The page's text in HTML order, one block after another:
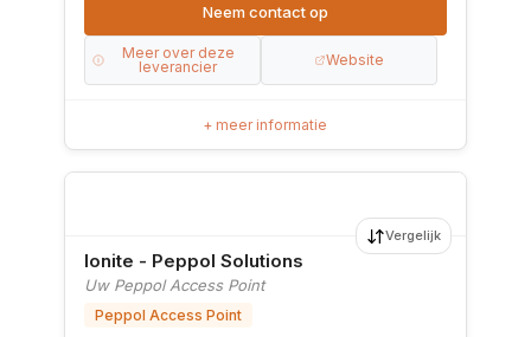
Neem contact op
Meer over deze
leverancier
Website
+ meer informatie
Ionite - Peppol Solutions
Uw Peppol Access Point
Peppol Access Point
Vergelijk